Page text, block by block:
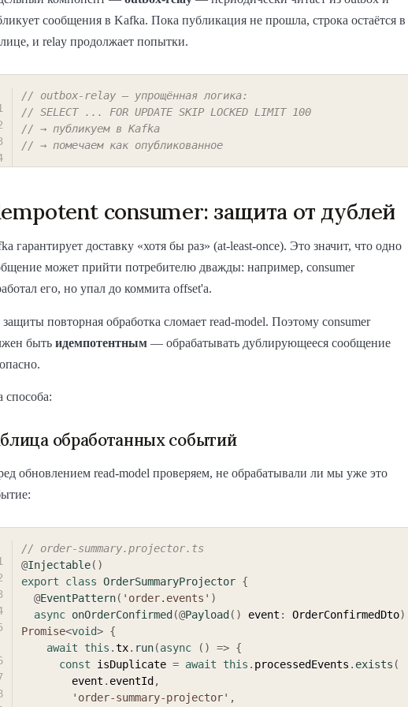
сообщения в Kafka. Пока публикация не прошла, строка остаётся в
и relay продолжает попытки.
// outbox-relay — упрощённая логика:
// SELECT ... FOR UPDATE SKIP LOCKED LIMIT 100
// → публикуем в Kafka
// → помечаем как опубликованное
consumer: защита от дублей
гарантирует доставку «хотя бы раз» (at-least-once). Это значит, что одно
может прийти потребителю дважды: например, consumer
его, но упал до коммита offset'а.
защиты повторная обработка сломает read-model. Поэтому consumer
быть идемпотентным — обрабатывать дублирующееся сообщение
способа:
обработанных событий
обновлением read-model проверяем, не обрабатывали ли мы уже это
// order-summary.projector.ts
@Injectable( )
export
class OrderSummaryProjector {
@EventPattern( 'order.events' )
async onOrderConfirmed (@Payload ( ) event : OrderConfirmedDto)
Promise<void> {
await
this .tx. run(async ( ) => {
const isDuplicate = await this . processedEvents . exists (
        event
. eventId ,
'order-summary-projector' ,